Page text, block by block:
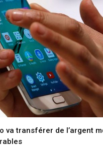
va transférer de l’argent